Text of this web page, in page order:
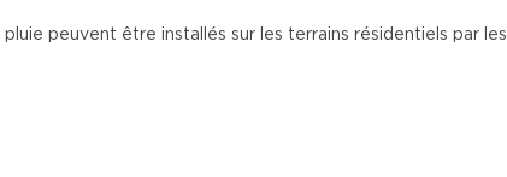
peuvent être installés sur les terrains résidentiels par les